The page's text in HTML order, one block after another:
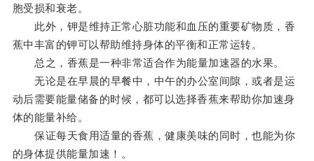
胞受损和衰老。
此外，钾是维持正常心脏功能和血压的重要矿物质，香
蕉中丰富的钾可以帮助维持身体的平衡和正常运转。
总之，香蕉是一种非常适合作为能量加速器的水果。
无论是在早晨的早餐中，中午的办公室间隙，或者是运
动后需要能量储备的时候，都可以选择香蕉来帮助你加速身
体的能量补给。
保证每天食用适量的香蕉，健康美味的同时，也能为你
的身体提供能量加速！。